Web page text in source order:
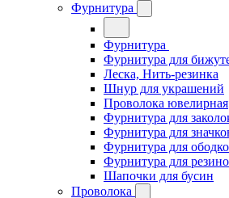
Фурнитура
Фурнитура
Фурнитура для
Леска, Нить-резинка
Шнур для украшений
Проволока ювелирная
Фурнитура для
Фурнитура для
Фурнитура для
Фурнитура для
Шапочки для бусин
Проволока